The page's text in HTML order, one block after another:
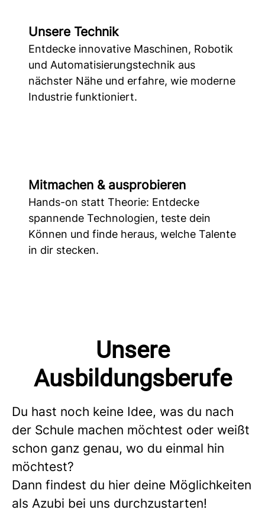
Unsere Technik
Entdecke innovative Maschinen, Robotik
und Automatisierungstechnik aus
nächster Nähe und erfahre, wie moderne
Industrie funktioniert.
Mitmachen & ausprobieren
Hands-on statt Theorie: Entdecke
spannende Technologien, teste dein
Können und finde heraus, welche Talente
in dir stecken.
Unsere
Ausbildungsberufe
Du hast noch keine Idee, was du nach
der Schule machen möchtest oder weißt
schon ganz genau, wo du einmal hin
möchtest?
Dann findest du hier deine Möglichkeiten
als Azubi bei uns durchzustarten!